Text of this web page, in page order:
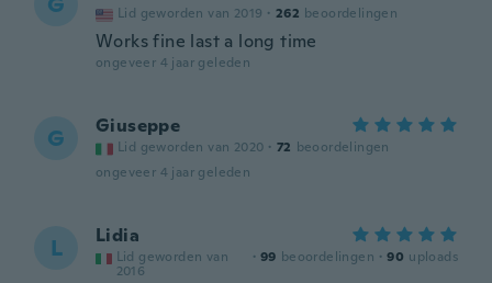
Lid geworden van 2019 · 262 beoordelingen
Works fine last a long time
ongeveer 4 jaar geleden
G Giuseppe
Lid geworden van 2020 · 72 beoordelingen
ongeveer 4 jaar geleden
L Lidia
Lid geworden van
2016
· 99 beoordelingen · 90 uploads